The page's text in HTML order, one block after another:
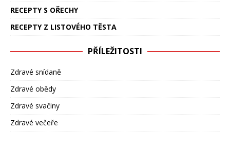
RECEPTY S OŘECHY
RECEPTY Z LISTOVÉHO TĚSTA
PŘÍLEŽITOSTI
Zdravé snídaně
Zdravé obědy
Zdravé svačiny
Zdravé večeře